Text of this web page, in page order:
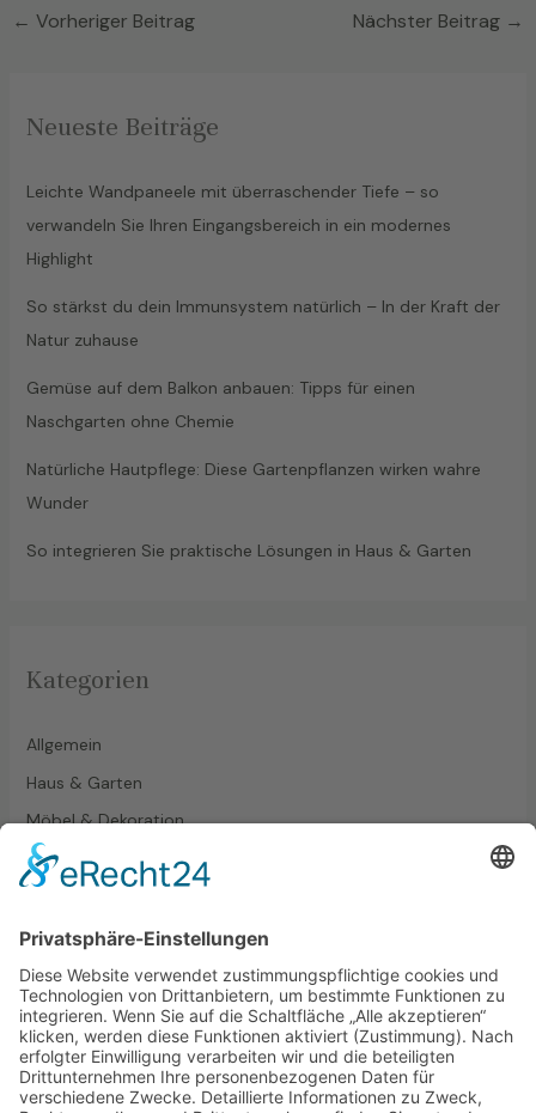
← Vorheriger Beitrag Nächster Beitrag →
Neueste Beiträge
Leichte Wandpaneele mit überraschender Tiefe – so
verwandeln Sie Ihren Eingangsbereich in ein modernes
Highlight
So stärkst du dein Immunsystem natürlich – In der Kraft der
Natur zuhause
Gemüse auf dem Balkon anbauen: Tipps für einen
Naschgarten ohne Chemie
Natürliche Hautpflege: Diese Gartenpflanzen wirken wahre
Wunder
So integrieren Sie praktische Lösungen in Haus & Garten
Kategorien
Allgemein
Haus & Garten
Möbel & Dekoration
Pflanzen
Wohnen
Schlagwörter